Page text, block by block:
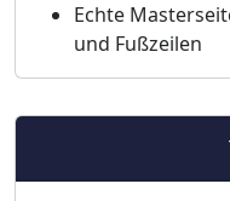
Echte
und Fußzeilen